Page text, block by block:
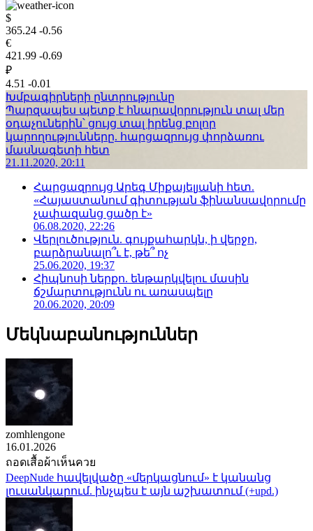
$
365.24 -0.56
€
421.99 -0.69
₽
4.51 -0.01
Խմբագիրների ընտրությունը
Պարզապես պետք է հնարավորություն տալ մեր
օդաչուներին՝ ցույց տալ իրենց բոլոր
կարողությունները. հարցազրույց փորձառու
մասնագետի հետ
21.11.2020, 20:11
Հարցազրույց Արեգ Միքայելյանի հետ.
«Հայաստանում գիտության ֆինանսավորումը
չափազանց ցածր է»
06.08.2020, 22:26
Վերլուծություն. գույքահարկն, ի վերջո,
բարձրանալո՞ւ է, թե՞ ոչ
25.06.2020, 19:37
Հիպնոսի ներքո. ենթարկվելու մասին
ճշմարտությունն ու առասպելը
20.06.2020, 20:09
Մեկնաբանություններ
zomhlengone
16.01.2026
ถอดเสื้อผ้าเห็นควย
DeepNude հավելվածը «մերկացնում» է կանանց
լուսանկարում. ինչպես է այն աշխատում (+upd.)